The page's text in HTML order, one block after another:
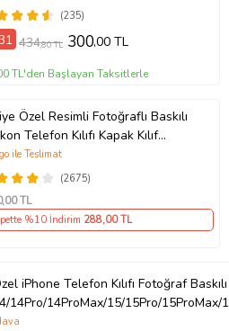
(235)
434,80 TL 300,00 TL
TL'den Başlayan Taksitlerle
Özel Resimli Fotoğraflı Baskılı
Telefon Kılıfı Kapak Kılıf
Modelleri Açıklamada)
(2675)
ile Teslimat
,00 TL
%10 İndirim 288,00 TL
iPhone Telefon Kılıfı Fotoğraf Baskılı
14Pro/14ProMax/15/15Pro/